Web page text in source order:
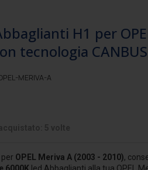
H1 per
tecnologia CANBUS
MERIVA-A
per OPEL Meriva A (2003 - 2010),